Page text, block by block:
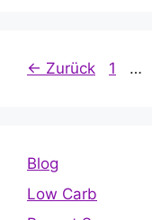
← Zurück Seite
1 …
Blog
Low Carb